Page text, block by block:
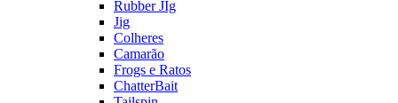
Rubber JIg
Jig
Colheres
Camarão
Frogs e Ratos
ChatterBait